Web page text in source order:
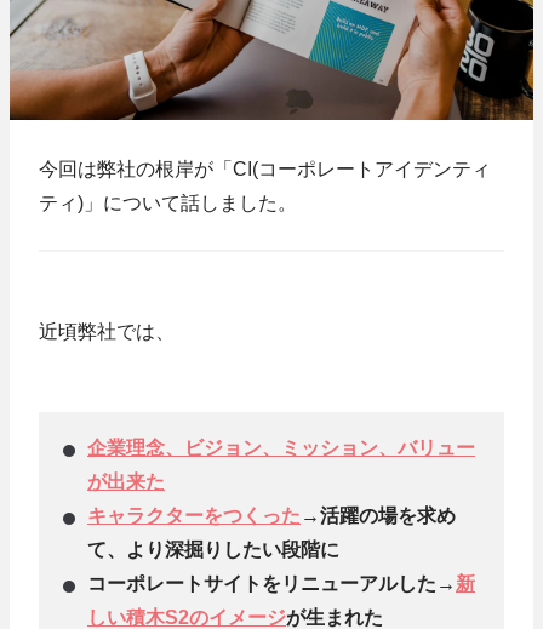
今回は弊社の根岸が「CI(コーポレートアイデンティ
ティ)」について話しました。
近頃弊社では、
企業理念、ビジョン、ミッション、バリュー
が出来た
キャラクターをつくった →活躍の場を求め
て、より深掘りしたい段階に
コーポレートサイトをリニューアルした→ 新
しい積木S2のイメージが生まれた